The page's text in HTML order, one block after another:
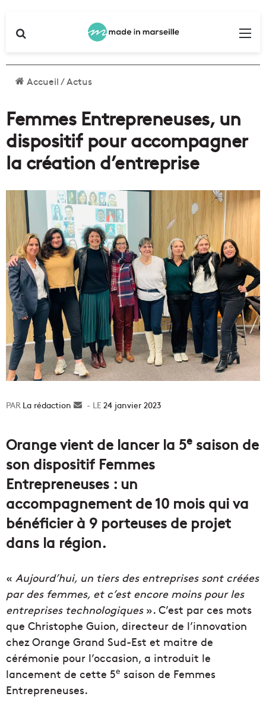
Accueil/Actus
Femmes Entrepreneuses, un
dispositif pour accompagner
la création d’entreprise
La rédaction
Envoyer24 janvier 2023
Orange vient de lancer la 5e saison de
son dispositif Femmes
Entrepreneuses : un
accompagnement de 10 mois qui va
bénéficier à 9 porteuses de projet
dans la région.
« Aujourd’hui, un tiers des entreprises sont créées
par des femmes, et c’est encore moins pour les
entreprises technologiques». C’est par ces mots
que Christophe Guion, directeur de l’innovation
chez Orange Grand Sud-Est et maitre de
cérémonie pour l’occasion, a introduit le
lancement de cette 5e saison de Femmes
Entrepreneuses.